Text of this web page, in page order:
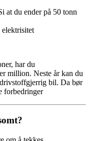
at du ender på 50 tonn
har du
million. Neste år kan du
bil. Da bør
forbedringer